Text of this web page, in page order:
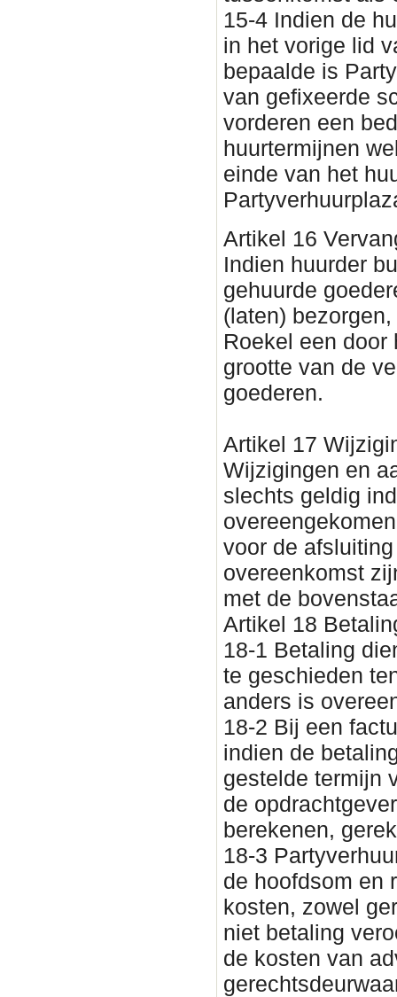
15-4 Indien de
in het vorige lid
bepaalde is
van gefixeerde
vorderen een
huurtermijnen
einde van het
Artikel 16
Indien huurder
gehuurde
(laten)
Roekel een door
grootte van de
goederen.
Artikel 17
Wijzigingen en
slechts geldig
voor de
overeenkomst
met de
Artikel 18
18-1 Betaling
te geschieden
anders is
18-2 Bij een
indien de
gestelde termijn
de
berekenen,
18-3
de hoofdsom en
kosten, zowel
niet betaling
de kosten van